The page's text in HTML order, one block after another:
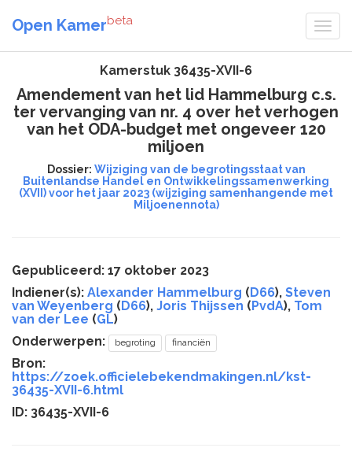
Open Kamerbeta
Kamerstuk 36435-XVII-6
Amendement van het lid Hammelburg c.s.
ter vervanging van nr. 4 over het verhogen
van het ODA-budget met ongeveer 120
miljoen
Dossier: Wijziging van de begrotingsstaat van
Buitenlandse Handel en Ontwikkelingssamenwerking
(XVII) voor het jaar 2023 (wijziging samenhangende met
Miljoenennota)
Gepubliceerd: 17 oktober 2023
Indiener(s): Alexander Hammelburg (D66), Steven
van Weyenberg (D66), Joris Thijssen (PvdA), Tom
van der Lee (GL)
Onderwerpen:
begroting financiën
Bron:
https://zoek.officielebekendmakingen.nl/kst-
36435-XVII-6.html
ID: 36435-XVII-6